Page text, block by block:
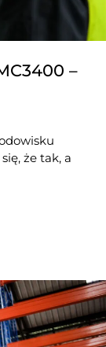
–
że tak, a